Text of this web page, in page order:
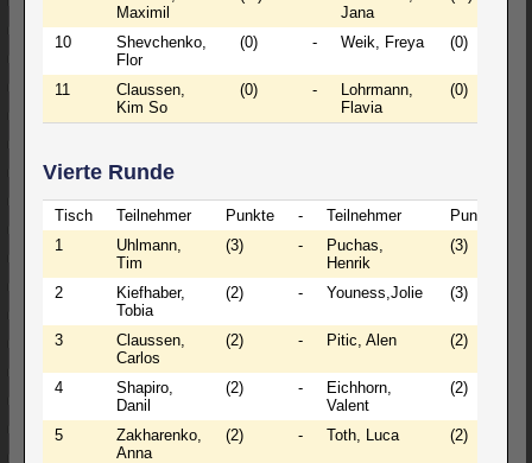
Maximil
Jana
10
Shevchenko,
Flor
(0) - Weik, Freya (0)
11
Claussen,
Kim So
(0) -
Lohrmann,
Flavia
(0)
Vierte Runde
Tisch Teilnehmer Punkte - Teilnehmer Punkte
1
Uhlmann,
Tim
(3) -
Puchas,
Henrik
(3)
2
Kiefhaber,
Tobia
(2) - Youness,Jolie (3)
3
Claussen,
Carlos
(2) - Pitic, Alen (2)
4
Shapiro,
Danil
(2) -
Eichhorn,
Valent
(2)
5
Zakharenko,
Anna
(2) - Toth, Luca (2)